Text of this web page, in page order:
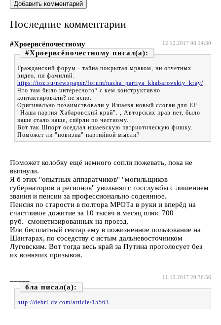
Последние комментарии
12.12.2017 08:14:30
#Хроервсёпочестному
#Хроервсёпочестному
Гражданский форум - тайна покрытая мраком, ни отчетных
видео, ни фамилий.
https://toz.su/newspaper/forum/nasha_partiya_khabarovskiy_kray/
Что там было интересного? с кем конструктивно
контактировали? не ясно.
Оригинально позаимствовали у Ишаева новый слоган для ЕР -
"Наша партия Хабаровский край". , Авторских прав нет, было
ваше стало наше, спёрли по честному.
Вот так Шпорт оседлал ишаевскую патриотическую фишку.
Поможет ли "новизна" партийной мысли?
Поможет колобку ещё немного сопли пожевать, пока не
выпнули.
Я б этих "опытных аппаратчиков" "могильщиков
губернаторов и регионов" увольнял с госслужбы с лишением
звания и пенсии за профессионально содеянное.
Пенсия по старости в полтора МРОТа в руки и вперёд на
счастливое дожитие за 10 тысяч в месяц плюс 700
руб. смонетизированных на проезд.
Или бесплатный гектар ему в пожизненное пользование на
Шантарах, по соседству с истым дальневосточником
Луговским. Вот тогда весь край за Путина проголосует без
их вонючих призывов.
11.12.2017 20:36:56
бла
http://debri-dv.com/article/15563